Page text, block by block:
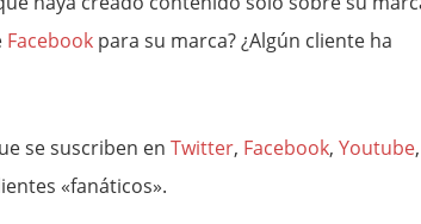
Facebook para su marca? ¿Algún cliente ha
se suscriben en Twitter, Facebook, Youtube,
«fanáticos».